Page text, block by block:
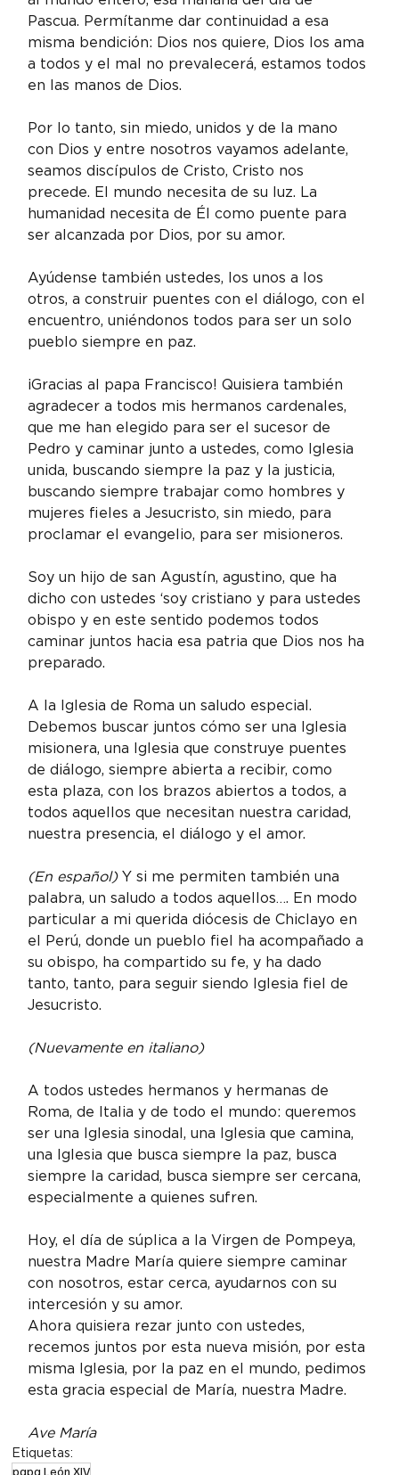
Pascua. Permítanme dar continuidad a esa
misma bendición: Dios nos quiere, Dios los ama
a todos y el mal no prevalecerá, estamos todos
en las manos de Dios.
Por lo tanto, sin miedo, unidos y de la mano
con Dios y entre nosotros vayamos adelante,
seamos discípulos de Cristo, Cristo nos
precede. El mundo necesita de su luz. La
humanidad necesita de Él como puente para
ser alcanzada por Dios, por su amor.
Ayúdense también ustedes, los unos a los
otros, a construir puentes con el diálogo, con el
encuentro, uniéndonos todos para ser un solo
pueblo siempre en paz.
¡Gracias al papa Francisco! Quisiera también
agradecer a todos mis hermanos cardenales,
que me han elegido para ser el sucesor de
Pedro y caminar junto a ustedes, como Iglesia
unida, buscando siempre la paz y la justicia,
buscando siempre trabajar como hombres y
mujeres fieles a Jesucristo, sin miedo, para
proclamar el evangelio, para ser misioneros.
Soy un hijo de san Agustín, agustino, que ha
dicho con ustedes ‘soy cristiano y para ustedes
obispo y en este sentido podemos todos
caminar juntos hacia esa patria que Dios nos ha
preparado.
A la Iglesia de Roma un saludo especial.
Debemos buscar juntos cómo ser una Iglesia
misionera, una Iglesia que construye puentes
de diálogo, siempre abierta a recibir, como
esta plaza, con los brazos abiertos a todos, a
todos aquellos que necesitan nuestra caridad,
nuestra presencia, el diálogo y el amor.
(En español) Y si me permiten también una
palabra, un saludo a todos aquellos…. En modo
particular a mi querida diócesis de Chiclayo en
el Perú, donde un pueblo fiel ha acompañado a
su obispo, ha compartido su fe, y ha dado
tanto, tanto, para seguir siendo Iglesia fiel de
Jesucristo.
(Nuevamente en italiano)
A todos ustedes hermanos y hermanas de
Roma, de Italia y de todo el mundo: queremos
ser una Iglesia sinodal, una Iglesia que camina,
una Iglesia que busca siempre la paz, busca
siempre la caridad, busca siempre ser cercana,
especialmente a quienes sufren.
Hoy, el día de súplica a la Virgen de Pompeya,
nuestra Madre María quiere siempre caminar
con nosotros, estar cerca, ayudarnos con su
intercesión y su amor.
Ahora quisiera rezar junto con ustedes,
recemos juntos por esta nueva misión, por esta
misma Iglesia, por la paz en el mundo, pedimos
esta gracia especial de María, nuestra Madre.
Ave María
Etiquetas:
papa León XIV